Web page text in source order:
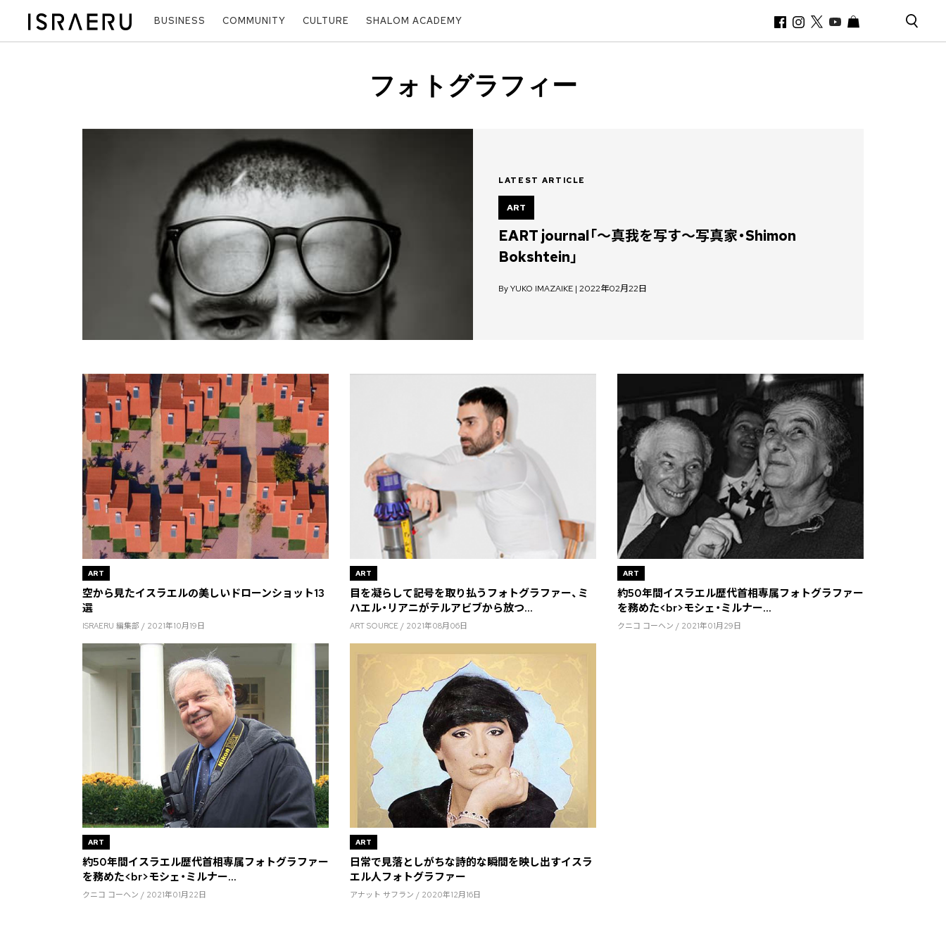
BUSINESS COMMUNITY CULTURE SHALOM ACADEMY
フォトグラフィー
LATEST ARTICLE
ART
EART journal「〜真我を写す〜写真家・Shimon
Bokshtein」
By YUKO IMAZAIKE | 2022年02月22日
ART
空から見たイスラエルの美しいドローンショット13
選
ISRAERU 編集部 / 2021年10月19日
ART
目を凝らして記号を取り払うフォトグラファー、ミ
ハエル・リアニがテルアビブから放つ...
ART SOURCE / 2021年08月06日
ART
約50年間イスラエル歴代首相専属フォトグラファー
を務めた<br>モシェ・ミルナー...
クニコ コーヘン / 2021年01月29日
ART
約50年間イスラエル歴代首相専属フォトグラファー
を務めた<br>モシェ・ミルナー...
クニコ コーヘン / 2021年01月22日
ART
日常で見落としがちな詩的な瞬間を映し出すイスラ
エル人フォトグラファー
アナット サフラン / 2020年12月16日